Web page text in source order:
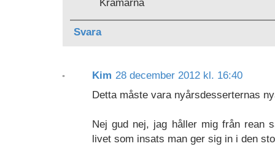
Kramarna
Svara
Kim 28 december 2012 kl. 16:40
Detta måste vara nyårsdesserternas
Nej gud nej, jag håller mig från rean
livet som insats man ger sig in i den